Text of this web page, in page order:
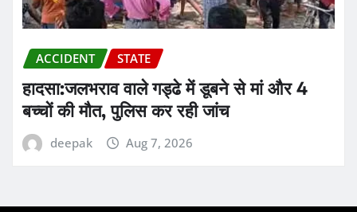
ACCIDENT STATE
हादसा:जलभराव वाले गड्ढे में डूबने से मां और 4
बच्चों की मौत, पुलिस कर रही जांच
deepak Aug 7, 2026